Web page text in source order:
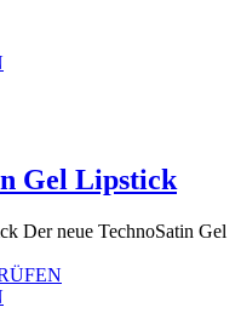
Gel Lipstick
Der neue TechnoSatin Gel